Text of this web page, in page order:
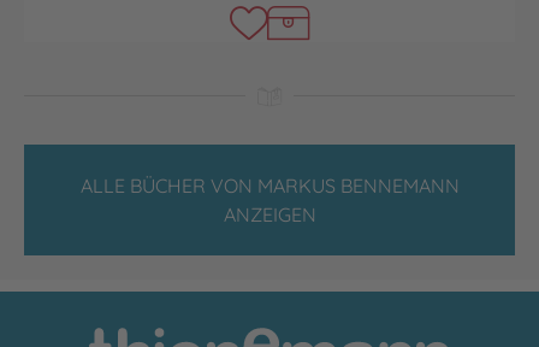
ALLE BÜCHER VON MARKUS BENNEMANN
ANZEIGEN